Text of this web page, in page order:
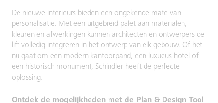
De nieuwe interieurs bieden een ongekende mate van
personalisatie. Met een uitgebreid palet aan materialen,
kleuren en afwerkingen kunnen architecten en ontwerpers de
lift volledig integreren in het ontwerp van elk gebouw. Of het
nu gaat om een modern kantoorpand, een luxueus hotel of
een historisch monument, Schindler heeft de perfecte
oplossing.
Ontdek de mogelijkheden met de Plan & Design Tool